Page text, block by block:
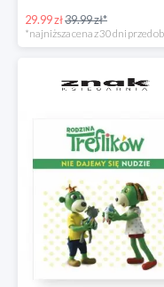
29.99 zł39.99 zł*